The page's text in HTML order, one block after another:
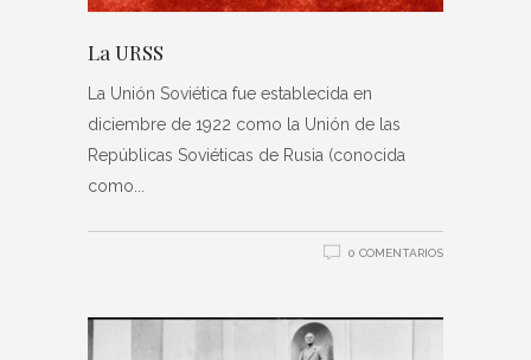
La URSS
La Unión Soviética fue establecida en
diciembre de 1922 como la Unión de las
Repúblicas Soviéticas de Rusia (conocida
como
0 COMENTARIOS